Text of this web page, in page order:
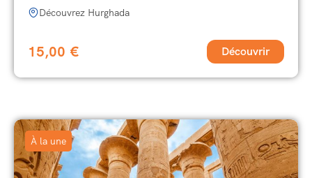
Découvrez Hurghada
15,00 € Découvrir
À la une